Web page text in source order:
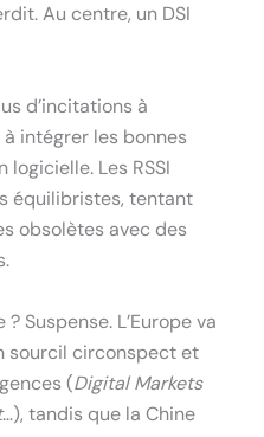
Au centre, un DSI
d’incitations à
intégrer les bonnes
Les RSSI
équilibristes, tentant
obsolètes avec des
Suspense. L’Europe va
sourcil circonspect et
(Digital Markets
…), tandis que la Chine